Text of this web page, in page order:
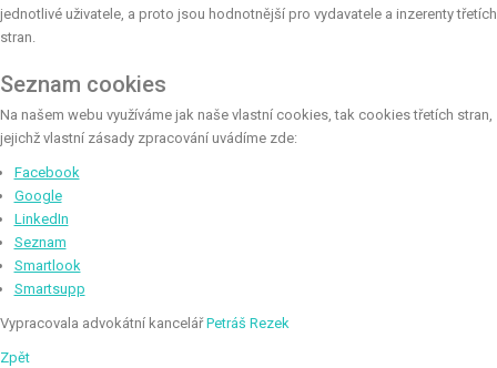
jednotlivé uživatele, a proto jsou hodnotnější pro vydavatele a inzerenty třetích
stran.
Seznam cookies
Na našem webu využíváme jak naše vlastní cookies, tak cookies třetích stran,
jejichž vlastní zásady zpracování uvádíme zde:
Facebook
Google
LinkedIn
Seznam
Smartlook
Smartsupp
Vypracovala advokátní kancelářPetráš Rezek
Zpět